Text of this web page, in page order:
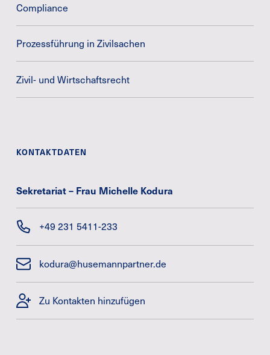
Compliance
Prozessführung in Zivilsachen
Zivil- und Wirtschaftsrecht
KONTAKTDATEN
Sekretariat – Frau Michelle Kodura
+49 231 5411-233
kodura@husemannpartner.de
Zu Kontakten hinzufügen